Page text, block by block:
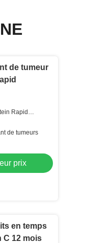
de tumeur
Rapid
de tumeurs
prix
en temps
C 12 mois